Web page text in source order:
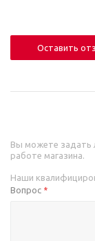
Оставить
Вы можете задать
работе магазина.
Наши
Вопрос *